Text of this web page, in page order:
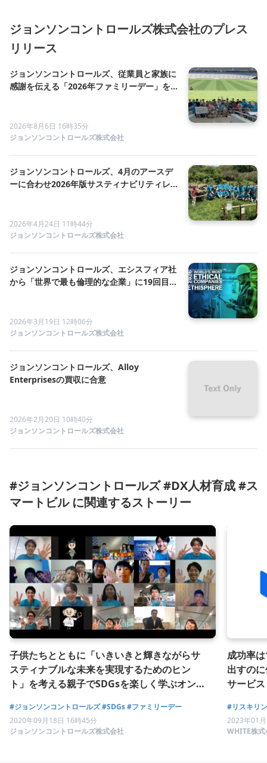
ジョンソンコントロールズ株式会社のプレス
リリース
ジョンソンコントロールズ、従業員と家族に
感謝を伝える「2026年ファミリーデー」を
2026年8月6日 16時35分
ジョンソンコントロールズ株式会社
ジョンソンコントロールズ、4月のアースデ
ーに合わせ2026年版サスティナビリティレ
2026年4月24日 11時44分
ジョンソンコントロールズ株式会社
ジョンソンコントロールズ、エシスフィア社
から「世界で最も倫理的な企業」に19回目の
2026年3月19日 12時06分
ジョンソンコントロールズ株式会社
ジョンソンコントロールズ、Alloy
Enterprisesの買収に合意
2026年2月20日 10時40分
ジョンソンコントロールズ株式会社
#ジョンソンコントロールズ #DX人材育成 #ス
マートビル に関連するストーリー
子供たちとともに「いきいきと輝きながらサ
スティナブルな未来を実現するためのヒン
ト」を考える親子でSDGsを楽しく学ぶオンラ
#ジョンソンコントロールズ#SDGs#ファミリーデー
2020年09月18日 16時45分
ジョンソンコントロールズ株式会社
成功率
出すの
サービ
#リスキリ
2023年01
WHITE株式